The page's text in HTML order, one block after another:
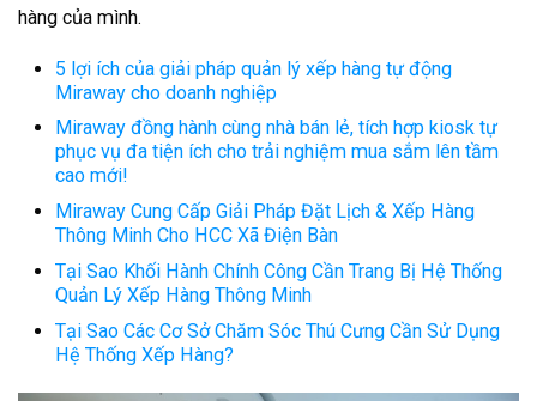
hàng của mình.
5 lợi ích của giải pháp quản lý xếp hàng tự động
Miraway cho doanh nghiệp
Miraway đồng hành cùng nhà bán lẻ, tích hợp kiosk tự
phục vụ đa tiện ích cho trải nghiệm mua sắm lên tầm
cao mới!
Miraway Cung Cấp Giải Pháp Đặt Lịch & Xếp Hàng
Thông Minh Cho HCC Xã Điện Bàn
Tại Sao Khối Hành Chính Công Cần Trang Bị Hệ Thống
Quản Lý Xếp Hàng Thông Minh
Tại Sao Các Cơ Sở Chăm Sóc Thú Cưng Cần Sử Dụng
Hệ Thống Xếp Hàng?